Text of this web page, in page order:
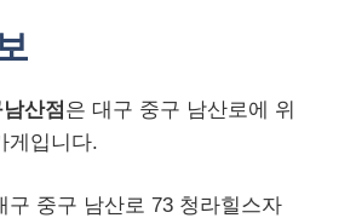
산점 은 대구 중구 남산로에 위
게입니다.
구 중구 남산로 73 청라힐스자